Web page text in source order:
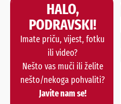
HALO,
PODRAVSKI!
Imate priču, vijest, fotku
ili video?
Nešto vas muči ili želite
nešto/nekoga pohvaliti?
Javite nam se!